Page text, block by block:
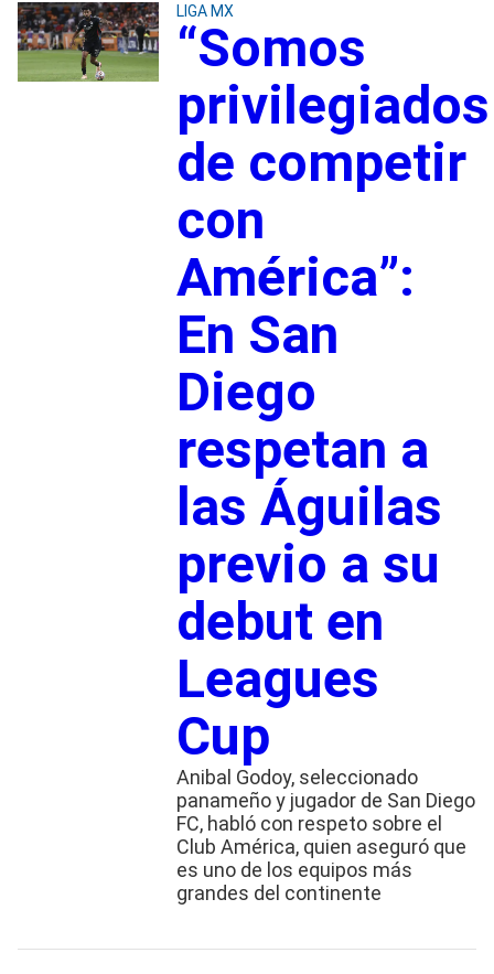
LIGA MX
“Somos
privilegiados
de competir
con
América”:
En San
Diego
respetan a
las Águilas
previo a su
debut en
Leagues
Cup
Anibal Godoy, seleccionado
panameño y jugador de San Diego
FC, habló con respeto sobre el
Club América, quien aseguró que
es uno de los equipos más
grandes del continente